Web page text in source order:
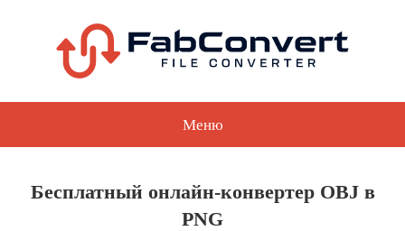
Меню
Бесплатный онлайн-конвертер OBJ в
PNG